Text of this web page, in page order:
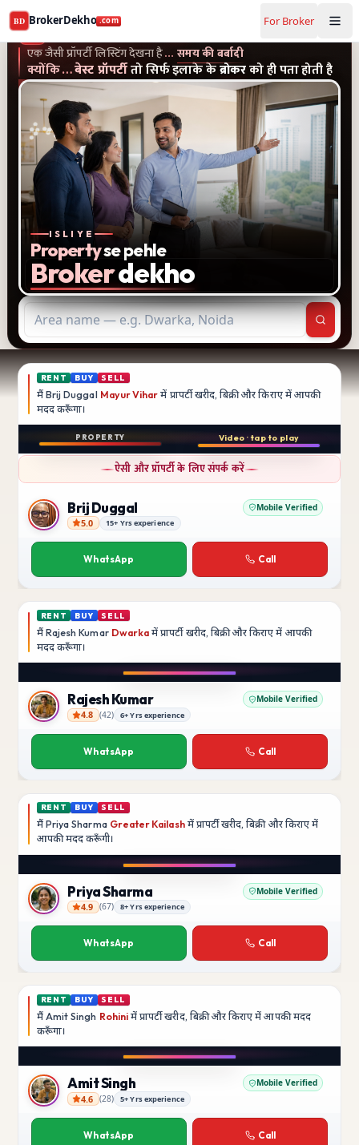
BD BrokerDekho .com For Broker
Buy and rent property in Faridabad — mobile-verified
BrokerDekho
एक जैसी प्रॉपर्टी लिस्टिंग देखना है… समय की बर्बादी
क्योंकि…बेस्ट प्रॉपर्टीतो सिर्फ इलाके केब्रोकरको ही पता होती है
एक जैसी प्रॉपर्टी लिस्टिंग और पुराने विज्ञापन देखना है...समय की बर्बादी
ISLIYE
Propertyse pehle
Brokerdekho
RENT BUY SELL
मैं Brij Duggal Mayur Vihar में प्रापर्टी खरीद, बिक्री और किराए में आपकी
मददकरूँगा।
PROPERTY
बिक्री
3 BHK
Mayur Vihar
₹1.5 Crore
Video · tap to play
Instagram
ऐसी और प्रॉपर्टी के लिए संपर्क करें
Brij Duggal
Brij Duggal Mobile Verified
5.0 15+ Yrs experience
WhatsApp Call
RENT BUY SELL
मैं Rajesh Kumar Dwarka में प्रापर्टी खरीद, बिक्री और किराए में आपकी
मददकरूँगा।
Rajesh Kumar
Rajesh Kumar Mobile Verified
4.8 (42) 6+ Yrs experience
WhatsApp Call
RENT BUY SELL
मैं Priya Sharma Greater Kailashमें प्रापर्टी खरीद, बिक्री और किराए में
आपकी मददकरूँगी।
Priya Sharma
Priya Sharma Mobile Verified
4.9 (67) 8+ Yrs experience
WhatsApp Call
RENT BUY SELL
मैं Amit Singh Rohiniमें प्रापर्टी खरीद, बिक्री और किराए में आपकी मदद
करूँगा।
Amit Singh
Amit Singh Mobile Verified
4.6 (28) 5+ Yrs experience
WhatsApp Call